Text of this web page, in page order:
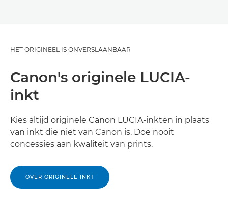
HET ORIGINEEL IS ONVERSLAANBAAR
Canon's originele LUCIA-
inkt
Kies altijd originele Canon LUCIA-inkten in plaats
van inkt die niet van Canon is. Doe nooit
concessies aan kwaliteit van prints.
OVER ORIGINELE INKT